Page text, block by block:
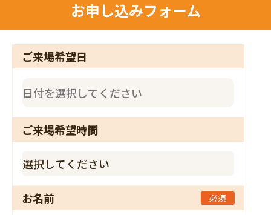
お申し込みフォーム
ご来場希望日
ご来場希望時間
お名前 必須